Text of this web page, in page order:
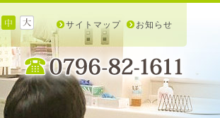
サイトマップ お知らせ